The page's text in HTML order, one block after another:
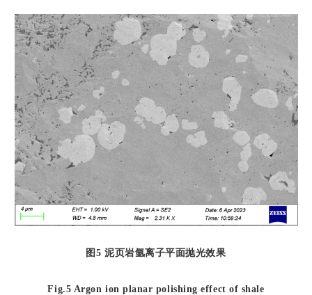
图 5 泥页岩氩离子平面抛光效果
Fig.5 Argon ion planar polishing effect of shale